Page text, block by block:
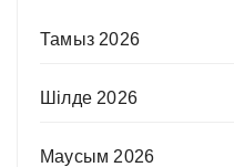
Тамыз 2026
Шілде 2026
Маусым 2026